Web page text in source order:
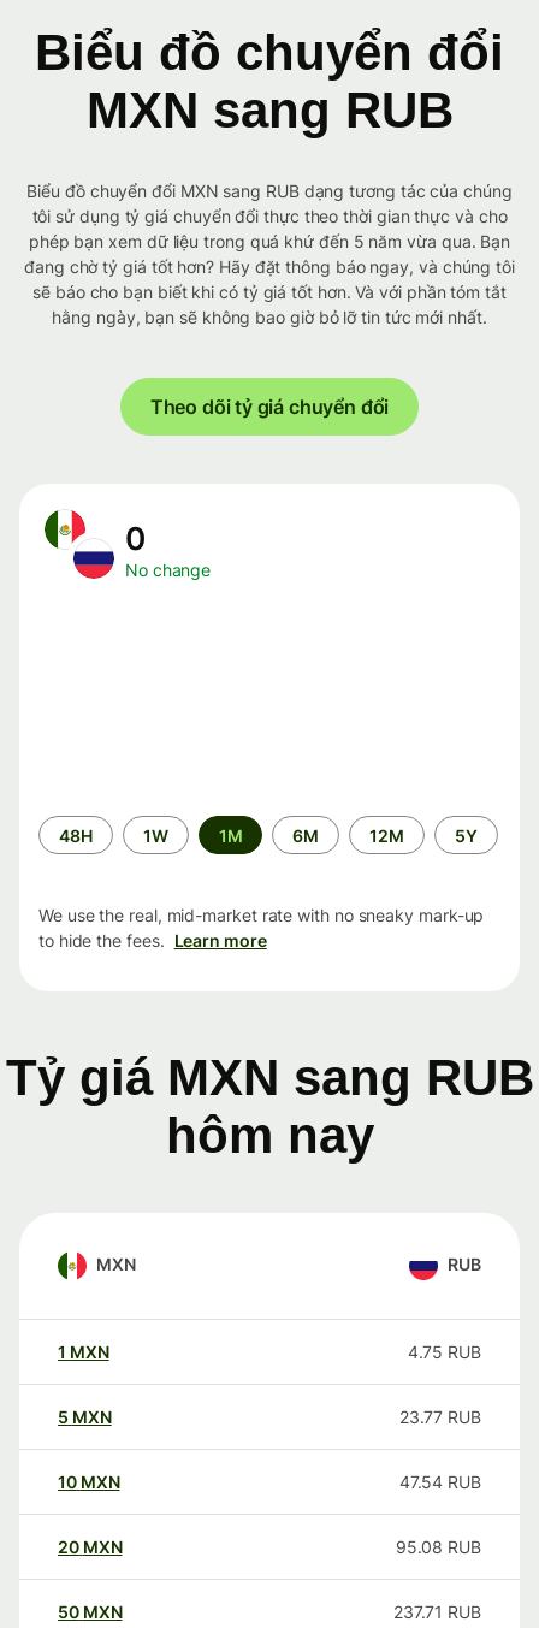
Biểu đồ chuyển đổi
MXN sang RUB
Biểu đồ chuyển đổi MXN sang RUB dạng tương tác của chúng
tôi sử dụng tỷ giá chuyển đổi thực theo thời gian thực và cho
phép bạn xem dữ liệu trong quá khứ đến 5 năm vừa qua. Bạn
đang chờ tỷ giá tốt hơn? Hãy đặt thông báo ngay, và chúng tôi
sẽ báo cho bạn biết khi có tỷ giá tốt hơn. Và với phần tóm tắt
hằng ngày, bạn sẽ không bao giờ bỏ lỡ tin tức mới nhất.
Theo dõi tỷ giá chuyển đổi
0
No change
Time
period
48H 1W 1M 6M 12M 5Y
We use the real, mid-market rate with no sneaky mark-up
to hide the fees. Learn more
Tỷ giá MXN sang RUB
hôm nay
MXN RUB
1 MXN 4.75 RUB
5 MXN 23.77 RUB
10 MXN 47.54 RUB
20 MXN 95.08 RUB
50 MXN 237.71 RUB